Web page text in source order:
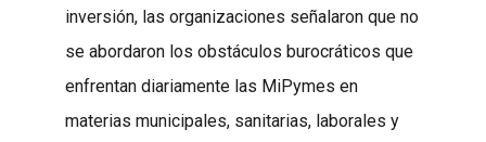
inversión, las organizaciones señalaron que no
se abordaron los obstáculos burocráticos que
enfrentan diariamente las MiPymes en
materias municipales, sanitarias, laborales y